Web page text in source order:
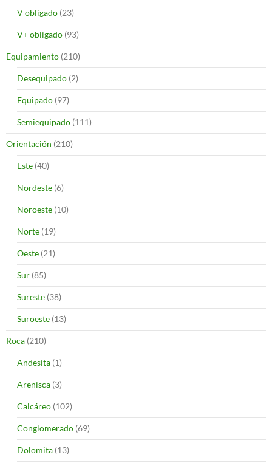
V obligado (23)
V+ obligado (93)
Equipamiento (210)
Desequipado (2)
Equipado (97)
Semiequipado (111)
Orientación (210)
Este (40)
Nordeste (6)
Noroeste (10)
Norte (19)
Oeste (21)
Sur (85)
Sureste (38)
Suroeste (13)
Roca (210)
Andesita (1)
Arenisca (3)
Calcáreo (102)
Conglomerado (69)
Dolomita (13)